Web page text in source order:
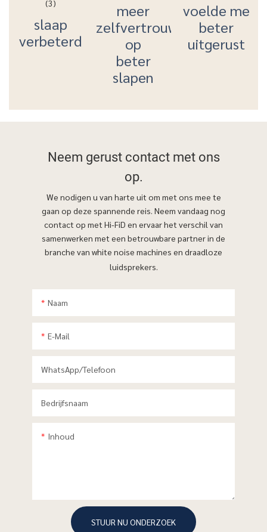
slaap
verbeterd
meer
zelfvertrouwen
op
beter
slapen
voelde me
beter
uitgerust
Neem gerustcontact met ons
op.
We nodigen u van harte uit om met ons mee te
gaan op deze spannende reis. Neem vandaag nog
contact op met Hi-FiD en ervaar het verschil van
samenwerken met een betrouwbare partner in de
branche van white noise machines en draadloze
luidsprekers.
Naam
E-Mail
WhatsApp/telefoon
Bedrijfsnaam
Inhoud
STUUR NU ONDERZOEK